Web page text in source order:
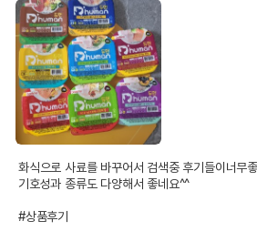
화식으로 사료를 바꾸어서 검색중 후기들이너무
기호성과 종류도 다양해서 좋네요^^
#상품후기